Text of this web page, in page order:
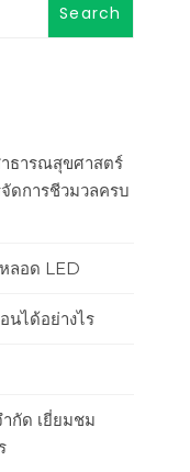
ธารณสุขศาสตร์
ดการชีวมวลครบ
ลอด LED
นได้อย่างไร
กัด เยี่ยมชม